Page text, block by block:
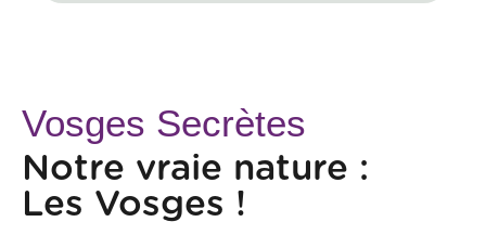
Vosges Secrètes
Notre vraie nature :
Les Vosges !